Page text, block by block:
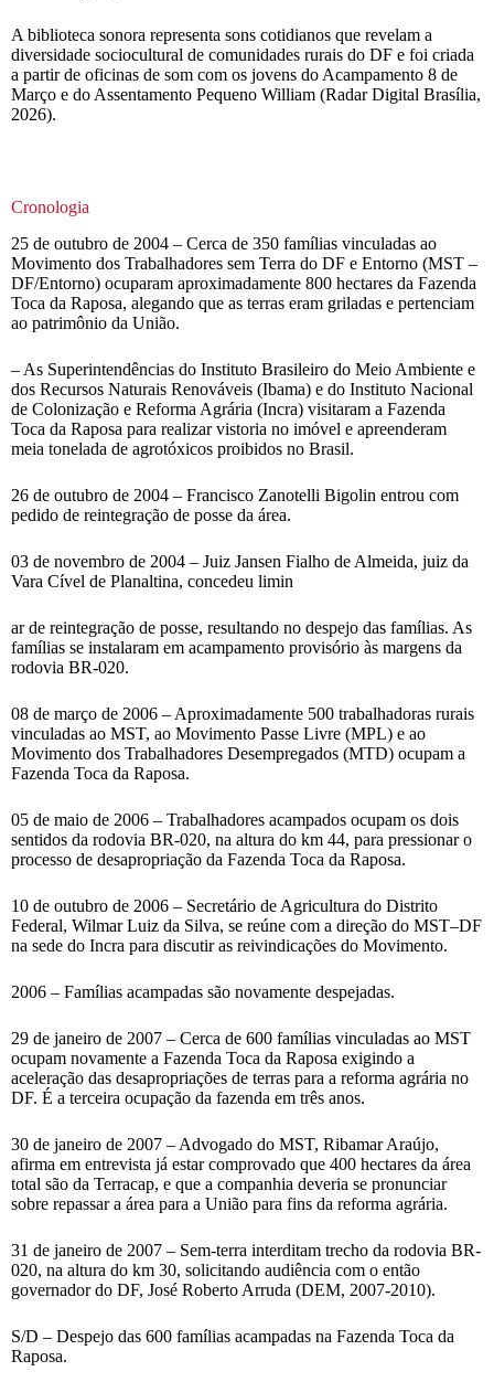
A biblioteca sonora representa sons cotidianos que revelam a
diversidade sociocultural de comunidades rurais do DF e foi criada
a partir de oficinas de som com os jovens do Acampamento 8 de
Março e do Assentamento Pequeno William (Radar Digital Brasília,
2026).
Cronologia
25 de outubro de 2004 – Cerca de 350 famílias vinculadas ao
Movimento dos Trabalhadores sem Terra do DF e Entorno (MST –
DF/Entorno) ocuparam aproximadamente 800 hectares da Fazenda
Toca da Raposa, alegando que as terras eram griladas e pertenciam
ao patrimônio da União.
– As Superintendências do Instituto Brasileiro do Meio Ambiente e
dos Recursos Naturais Renováveis (Ibama) e do Instituto Nacional
de Colonização e Reforma Agrária (Incra) visitaram a Fazenda
Toca da Raposa para realizar vistoria no imóvel e apreenderam
meia tonelada de agrotóxicos proibidos no Brasil.
26 de outubro de 2004 – Francisco Zanotelli Bigolin entrou com
pedido de reintegração de posse da área.
03 de novembro de 2004 – Juiz Jansen Fialho de Almeida, juiz da
Vara Cível de Planaltina, concedeu limin
ar de reintegração de posse, resultando no despejo das famílias. As
famílias se instalaram em acampamento provisório às margens da
rodovia BR-020.
08 de março de 2006 – Aproximadamente 500 trabalhadoras rurais
vinculadas ao MST, ao Movimento Passe Livre (MPL) e ao
Movimento dos Trabalhadores Desempregados (MTD) ocupam a
Fazenda Toca da Raposa.
05 de maio de 2006 – Trabalhadores acampados ocupam os dois
sentidos da rodovia BR-020, na altura do km 44, para pressionar o
processo de desapropriação da Fazenda Toca da Raposa.
10 de outubro de 2006 – Secretário de Agricultura do Distrito
Federal, Wilmar Luiz da Silva, se reúne com a direção do MST–DF
na sede do Incra para discutir as reivindicações do Movimento.
2006 – Famílias acampadas são novamente despejadas.
29 de janeiro de 2007 – Cerca de 600 famílias vinculadas ao MST
ocupam novamente a Fazenda Toca da Raposa exigindo a
aceleração das desapropriações de terras para a reforma agrária no
DF. É a terceira ocupação da fazenda em três anos.
30 de janeiro de 2007 – Advogado do MST, Ribamar Araújo,
afirma em entrevista já estar comprovado que 400 hectares da área
total são da Terracap, e que a companhia deveria se pronunciar
sobre repassar a área para a União para fins da reforma agrária.
31 de janeiro de 2007 – Sem-terra interditam trecho da rodovia BR-
020, na altura do km 30, solicitando audiência com o então
governador do DF, José Roberto Arruda (DEM, 2007-2010).
S/D – Despejo das 600 famílias acampadas na Fazenda Toca da
Raposa.